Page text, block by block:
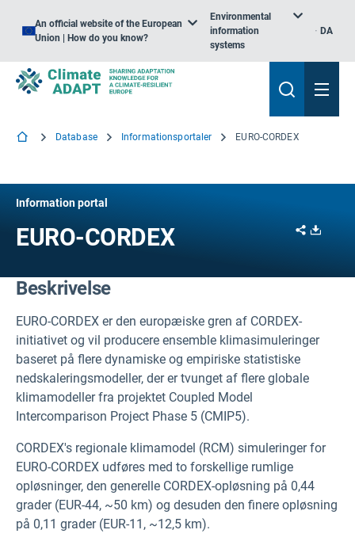
An official website of the European
Union | How do you know?
Environmental
information
systems
DA
Database Informationsportaler EURO-CORDEX
Information portal
EURO-CORDEX Share
Beskrivelse
EURO-CORDEX er den europæiske gren af CORDEX-
initiativet og vil producere ensemble klimasimuleringer
baseret på flere dynamiske og empiriske statistiske
nedskaleringsmodeller, der er tvunget af flere globale
klimamodeller fra projektet Coupled Model
Intercomparison Project Phase 5 (CMIP5).
CORDEX's regionale klimamodel (RCM) simuleringer for
EURO-CORDEX udføres med to forskellige rumlige
opløsninger, den generelle CORDEX-opløsning på 0,44
grader (EUR-44, ~50 km) og desuden den finere opløsning
på 0,11 grader (EUR-11, ~12,5 km).